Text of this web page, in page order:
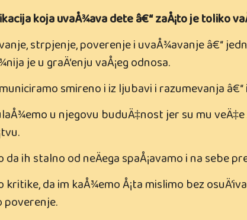
koja uvaÅ¾ava dete â€“ zaÅ¡to je toliko
strpjenje, poverenje i uvaÅ¾avanje â€“
je u graÄ‘enju vaÅ¡eg odnosa.
smireno i iz ljubavi i razumevanja
u njegovu buduÄ‡nost jer su mu
ih stalno od neÄega spaÅ¡avamo i na sebe
kritike, da im kaÅ¾emo Å¡ta mislimo bez